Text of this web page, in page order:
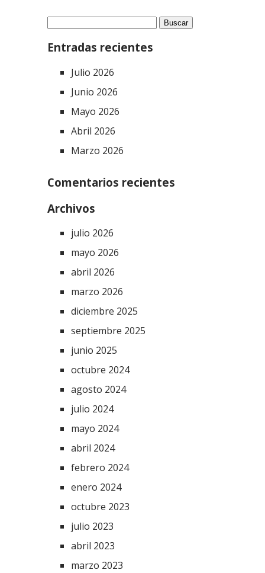
Buscar:
Entradas recientes
Julio 2026
Junio 2026
Mayo 2026
Abril 2026
Marzo 2026
Comentarios recientes
Archivos
julio 2026
mayo 2026
abril 2026
marzo 2026
diciembre 2025
septiembre 2025
junio 2025
octubre 2024
agosto 2024
julio 2024
mayo 2024
abril 2024
febrero 2024
enero 2024
octubre 2023
julio 2023
abril 2023
marzo 2023